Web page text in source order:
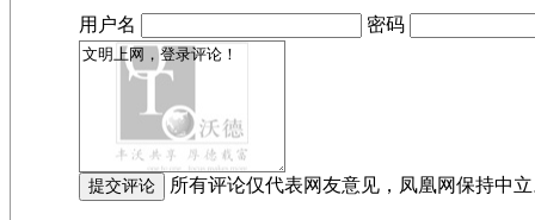
用户名
密码
所有评论仅代表网友意见，凤凰网保持中